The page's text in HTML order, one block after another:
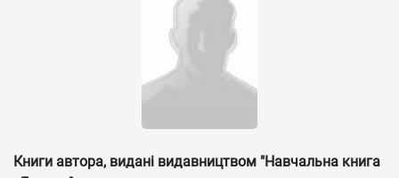
Книги автора, видані видавництвом "Навчальна книга